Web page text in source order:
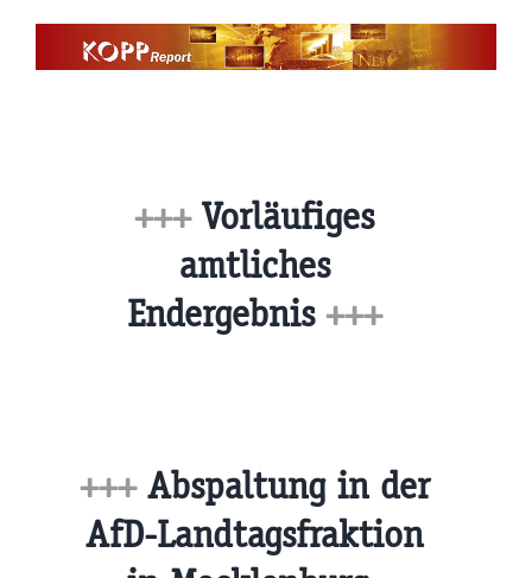
+++ Vorläufiges
amtliches
Endergebnis +++
+++ Abspaltung in der
AfD-Landtagsfraktion